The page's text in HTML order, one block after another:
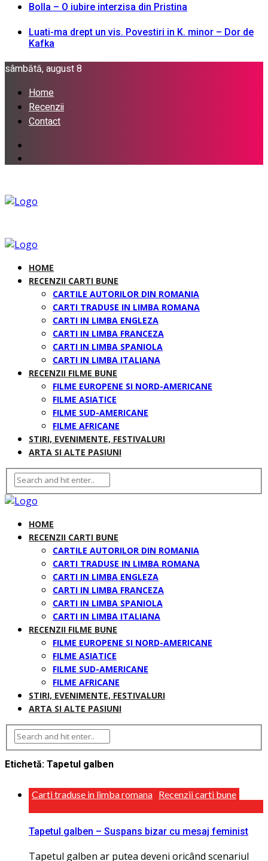
Bolla – O iubire interzisa din Pristina
Luati-ma drept un vis. Povestiri in K. minor – Dor de
Kafka
sâmbătă, august 8
Home
Recenzii
Contact
HOME
RECENZII CARTI BUNE
CARTILE AUTORILOR DIN ROMANIA
CARTI TRADUSE IN LIMBA ROMANA
CARTI IN LIMBA ENGLEZA
CARTI IN LIMBA FRANCEZA
CARTI IN LIMBA SPANIOLA
CARTI IN LIMBA ITALIANA
RECENZII FILME BUNE
FILME EUROPENE SI NORD-AMERICANE
FILME ASIATICE
FILME SUD-AMERICANE
FILME AFRICANE
STIRI, EVENIMENTE, FESTIVALURI
ARTA SI ALTE PASIUNI
HOME
RECENZII CARTI BUNE
CARTILE AUTORILOR DIN ROMANIA
CARTI TRADUSE IN LIMBA ROMANA
CARTI IN LIMBA ENGLEZA
CARTI IN LIMBA FRANCEZA
CARTI IN LIMBA SPANIOLA
CARTI IN LIMBA ITALIANA
RECENZII FILME BUNE
FILME EUROPENE SI NORD-AMERICANE
FILME ASIATICE
FILME SUD-AMERICANE
FILME AFRICANE
STIRI, EVENIMENTE, FESTIVALURI
ARTA SI ALTE PASIUNI
Etichetă: Tapetul galben
Carti traduse in limba romana Recenzii carti bune
Tapetul galben – Suspans bizar cu mesaj feminist
Tapetul galben ar putea deveni oricând scenariul